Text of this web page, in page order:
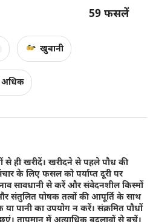
59 फसलें
खुबानी
से ही खरीदें। खरीदने से पहले पौध की
के लिए फसल को पर्याप्त दूरी पर
सावधानी से करें और संवेदनशील किस्मों
संतुलित पोषक तत्वों की आपूर्ति के साथ
या पानी का उपयोग न करें। संक्रमित पौधों
तापमान में अत्याधिक बदलावों से बचें।